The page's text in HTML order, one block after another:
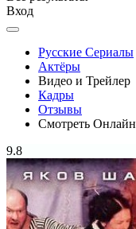
Вход
Русские Сериалы
Актёры
Видео и Трейлер
Кадры
Отзывы
Смотреть Онлайн
9.8